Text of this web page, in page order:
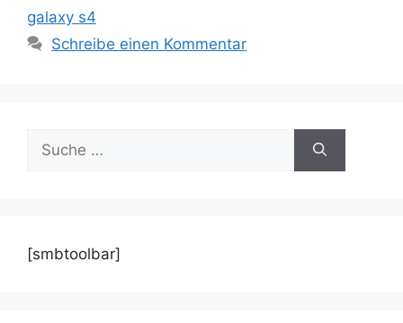
galaxy s4
Schreibe einen Kommentar
nach:
[smbtoolbar]